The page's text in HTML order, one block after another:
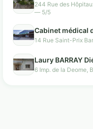
244 Rue des
— 5/5
Cabinet médical
Tessan
14 Rue Saint-Prix
Laury BARRAY
6 Imp. de la